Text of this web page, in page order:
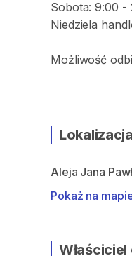
Sobota: 9:00 -
Niedziela
Możliwość
Lokalizacja
Aleja Jana
Pokaż na